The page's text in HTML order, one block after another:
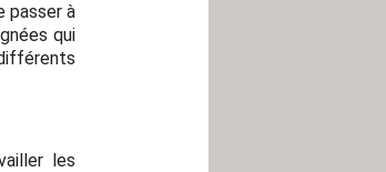
passer à
qui
les